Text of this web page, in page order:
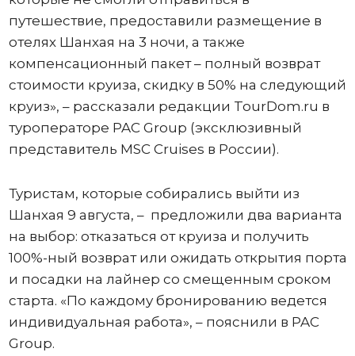
путешествие, предоставили размещение в
отелях Шанхая на 3 ночи, а также
компенсационный пакет – полный возврат
стоимости круиза, скидку в 50% на следующий
круиз», – рассказали редакции TourDom.ru в
туроператоре PAC Group (эксклюзивный
представитель MSC Cruises в России).
Туристам, которые собирались выйти из
Шанхая 9 августа, – предложили два варианта
на выбор: отказаться от круиза и получить
100%-ный возврат или ожидать открытия порта
и посадки на лайнер со смещенным сроком
старта. «По каждому бронированию ведется
индивидуальная работа», – пояснили в PAC
Group.